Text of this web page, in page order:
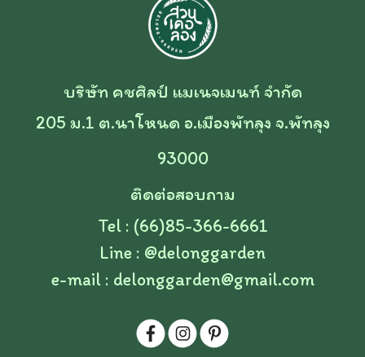
บริษัท คชศิลป์ แมเนจเมนท์ จำกัด
205 ม.1 ต.นาโหนด อ.เมืองพัทลุง จ.พัทลุง
93000
ติดต่อสอบถาม
Tel : (66)85-366-6661
Line : @delonggarden
e-mail : delonggarden@gmail.com